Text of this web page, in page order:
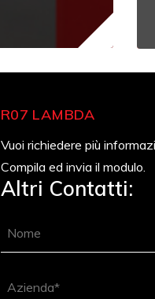
R07 LAMBDA
Vuoi richiedere più
Compila ed invia il modulo.
Altri Contatti: